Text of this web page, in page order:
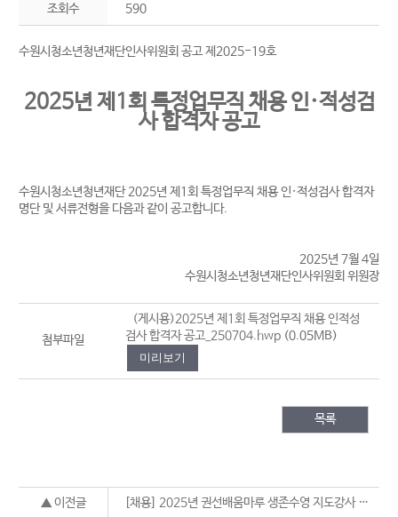
조회수 590
수원시청소년청년재단인사위원회 공고 제2025-19호
2025년 제1회 특정업무직 채용 인·적성검
사 합격자 공고
수원시청소년청년재단 2025년 제1회 특정업무직 채용 인·적성검사 합격자
명단 및 서류전형을 다음과 같이 공고합니다.
2025년 7월 4일
수원시청소년청년재단인사위원회 위원장
첨부파일
(게시용)2025년 제1회 특정업무직 채용 인적성
검사 합격자 공고_250704.hwp (0.05MB)
미리보기
목록
▲ 이전글 [채용] 2025년 권선배움마루 생존수영 지도강사 공개채용